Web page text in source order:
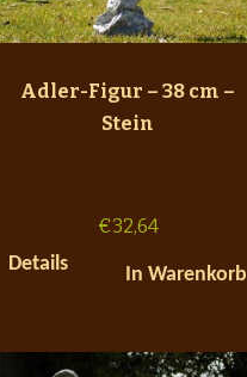
Adler-Figur – 38 cm –
Stein
€32,64
Details
In Warenkorb